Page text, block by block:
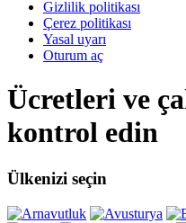
Gizlilik politikası
Çerez politikası
Yasal uyarı
Oturum aç
Ücretleri ve
kontrol edin
Ülkenizi seçin